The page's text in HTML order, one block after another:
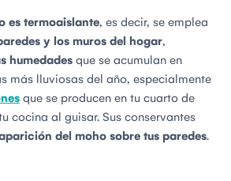
es termoaislante, es decir, se emplea
y los muros del hogar,
humedades que se acumulan en
más lluviosas del año, especialmente
que se producen en tu cuarto de
cocina al guisar. Sus conservantes
del moho sobre tus paredes.